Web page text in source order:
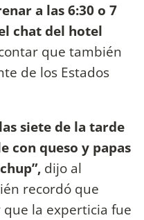
a las 6:30 o 7
chat del hotel
que también
de los Estados
siete de la tarde
con queso y papas
dijo al
recordó que
que la experticia fue